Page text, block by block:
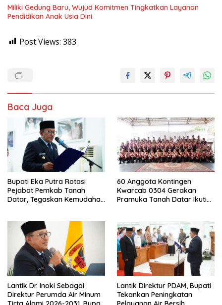
Miliki Gedung Baru, Wujud Komitmen Tingkatkan Layanan
Pendidikan Anak Usia Dini
Post Views: 383
Baca Juga
Bupati Eka Putra Rotasi
Pejabat Pemkab Tanah
Datar, Tegaskan Kemudahan
60 Anggota Kontingen
Kwarcab 0304 Gerakan
Pramuka Tanah Datar Ikuti
Lantik Dr. Inoki Sebagai
Direktur Perumda Air Minum
Lantik Direktur PDAM, Bupati
Tekankan Peningkatan